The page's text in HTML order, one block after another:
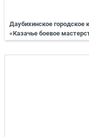
Даубихинское городское
«Казачье боевое